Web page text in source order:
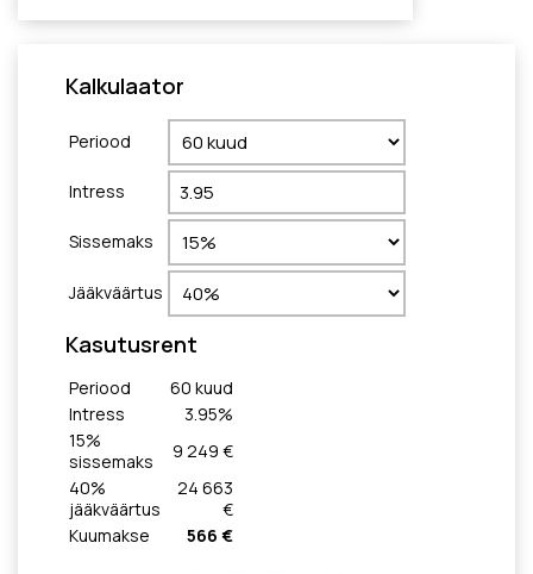
Kalkulaator
Periood
Intress
Sissemaks
Jääkväärtus
Kasutusrent
Periood 60 kuud
Intress
3.95%
15%
sissemaks
9 249 €
40%
jääkväärtus
24 663
€
Kuumakse
566 €